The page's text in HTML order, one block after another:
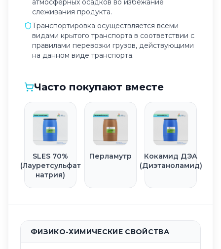
атмосферных осадков во избежание
слеживания продукта.
Транспортировка осуществляется всеми
видами крытого транспорта в соответствии с
правилами перевозки грузов, действующими
на данном виде транспорта.
Часто покупают вместе
SLES 70%
(Лауретсульфат
натрия)
Перламутр
Кокамид ДЭА
(Диэтаноламид)
ФИЗИКО-ХИМИЧЕСКИЕ СВОЙСТВА